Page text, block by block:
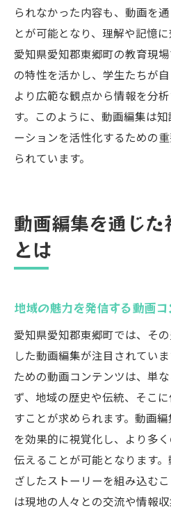
られなかった内容も、動画を
とが可能となり、理解や記憶に
愛知県愛知郡東郷町の教育現
の特性を活かし、学生たちが自
より広範な観点から情報を分
す。このように、動画編集は
ーションを活性化するための
られています。
動画編集を通じ
とは
地域の魅力を発信する動画
愛知県愛知郡東郷町では、そ
した動画編集が注目されてい
ための動画コンテンツは、単
ず、地域の歴史や伝統、そこ
すことが求められます。動画
を効果的に視覚化し、より多
伝えることが可能となります
ざしたストーリーを組み込む
は現地の人々との交流や情報